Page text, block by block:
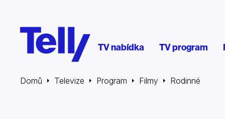
TV nabídka TV program
Domů Televize Program Filmy Rodinné